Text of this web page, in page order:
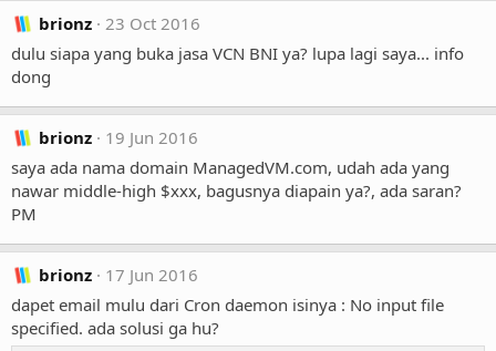
brionz
23 Oct 2016
dulu siapa yang buka jasa VCN BNI ya? lupa lagi saya... info
dong
brionz
19 Jun 2016
saya ada nama domain ManagedVM.com, udah ada yang
nawar middle-high $xxx, bagusnya diapain ya?, ada saran?
PM
brionz
17 Jun 2016
dapet email mulu dari Cron daemon isinya : No input file
specified. ada solusi ga hu?